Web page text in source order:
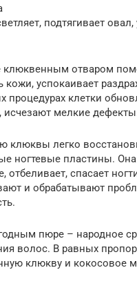
подтягивает
отваром
кожи, успокаивает
процедурах клетки
исчезают мелкие
клюквы легко
ногтевые пластины. Она
отбеливает, спасает
и обрабатывают
пюре – народное
волос. В равных
клюкву и кокосовое